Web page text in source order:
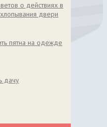
о действиях в
двери
пятна на одежде
дачу